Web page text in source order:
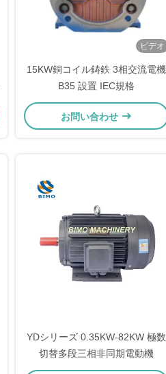
ビデオ
15KW銅コイル鋳鉄 3相交流電機
B35 設置 IEC規格
お問い合わせ
YDシリーズ 0.35KW-82KW 極数
切替多段三相非同期電動機